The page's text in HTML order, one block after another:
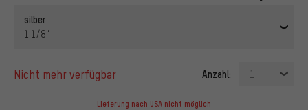
silber
1 1/8"
nicht mehr verfügbar Anzahl: 1
Lieferung nach USA nicht möglich